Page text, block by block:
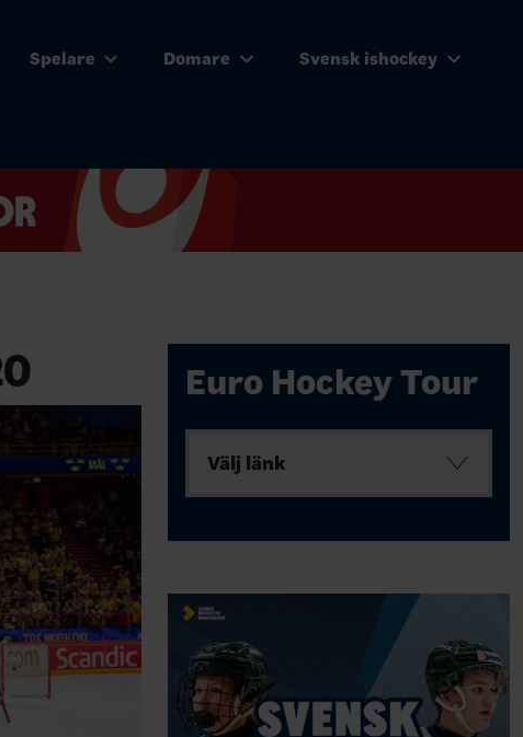
Spelare Domare Svensk ishockey
Euro Hockey Tour
Välj länk